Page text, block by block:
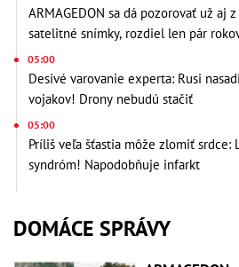
ARMAGEDON sa dá pozorovať už aj
satelitné snímky, rozdiel len pár
05:00
Desivé varovanie experta: Rusi
vojakov! Drony nebudú stačiť
05:00
Príliš veľa šťastia môže zlomiť srdce:
syndróm! Napodobňuje infarkt
DOMÁCE SPRÁVY